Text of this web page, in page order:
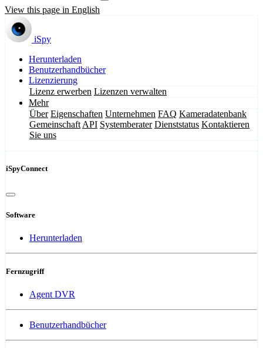
View this page in English
iSpy
Herunterladen
Benutzerhandbücher
Lizenzierung
Lizenz erwerben Lizenzen verwalten
Mehr
Über Eigenschaften Unternehmen FAQ Kameradatenbank
Gemeinschaft API Systemberater Dienststatus Kontaktieren
Sie uns
iSpyConnect
Software
Herunterladen
Fernzugriff
Agent DVR
Benutzerhandbücher